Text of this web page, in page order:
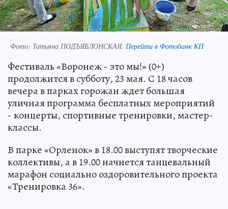
.
Фото: Татьяна ПОДЪЯБЛОНСКАЯ. Перейти в Фотобанк КП
Фестиваль «Воронеж - это мы!» (0+)
продолжится в субботу, 23 мая. С 18 часов
вечера в парках горожан ждет большая
уличная программа бесплатных мероприятий
- концерты, спортивные тренировки, мастер-
классы.
В парке «Орленок» в 18.00 выступят творческие
коллективы, а в 19.00 начнется танцевальный
марафон социально оздоровительного проекта
«Тренировка 36».